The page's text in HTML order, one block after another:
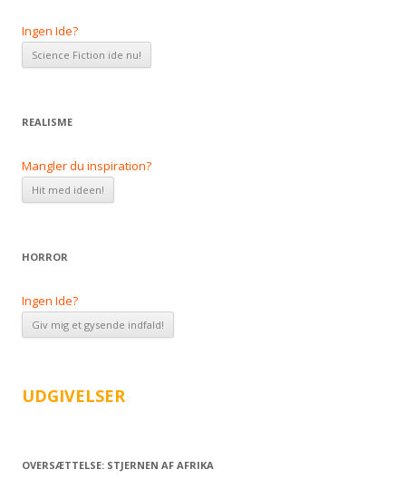
Ingen Ide?
REALISME
Mangler du inspiration?
HORROR
Ingen Ide?
UDGIVELSER
OVERSÆTTELSE: STJERNEN AF AFRIKA